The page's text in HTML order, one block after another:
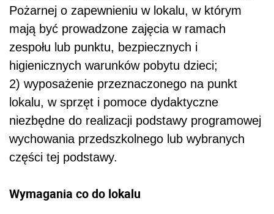
Pożarnej o zapewnieniu w lokalu, w którym
mają być prowadzone zajęcia w ramach
zespołu lub punktu, bezpiecznych i
higienicznych warunków pobytu dzieci;
2) wyposażenie przeznaczonego na punkt
lokalu, w sprzęt i pomoce dydaktyczne
niezbędne do realizacji podstawy programowej
wychowania przedszkolnego lub wybranych
części tej podstawy.
Wymagania co do lokalu